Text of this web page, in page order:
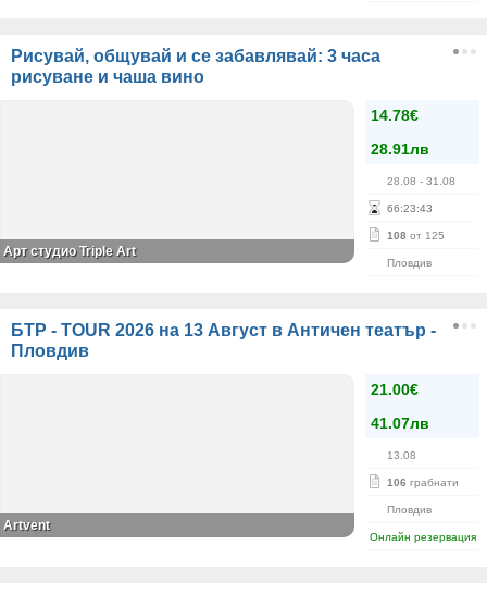
Рисувай, общувай и се забавлявай: 3 часа
рисуване и чаша вино
14.78€
28.91лв
28.08 - 31.08
66:23:43
108 от 125
Пловдив
Арт студио Triple Art
БТР - TOUR 2026 на 13 Август в Античен театър -
Пловдив
21.00€
41.07лв
13.08
106 грабнати
Пловдив
Онлайн резервация
Artvent